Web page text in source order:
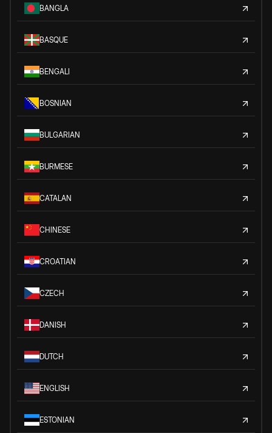
BANGLA
BASQUE
BENGALI
BOSNIAN
BULGARIAN
BURMESE
CATALAN
CHINESE
CROATIAN
CZECH
DANISH
DUTCH
ENGLISH
ESTONIAN